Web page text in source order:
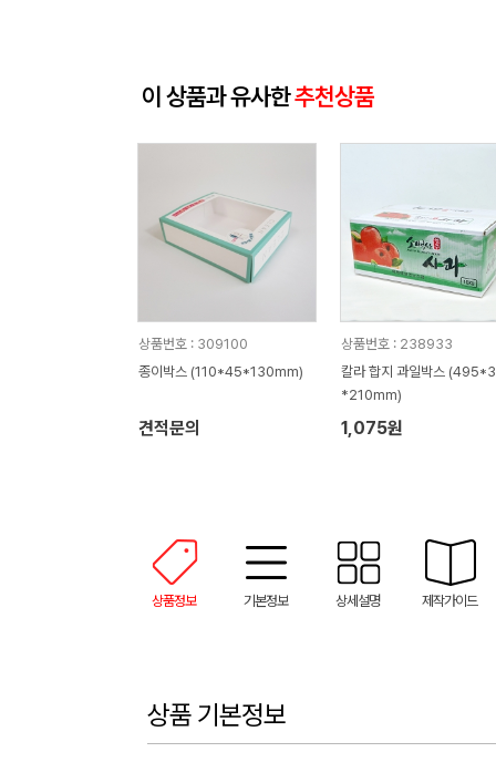
이 상품과 유사한추천상품
상품번호 : 309100
종이박스 (110*45*130mm)
견적문의
상품번호 : 238933
칼라 합지 과일박스
*210mm)
1,075원
상품정보 기본정보 상세설명 제작가이드
상품 기본정보